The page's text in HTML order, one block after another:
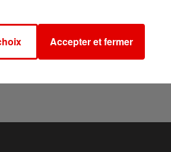
à 8 :52 PST
Accepter et fermer